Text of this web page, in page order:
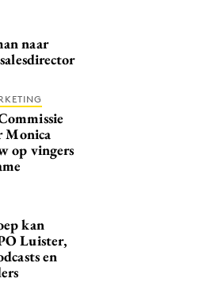
naar
Monica
op vingers
kan
Luister,
en